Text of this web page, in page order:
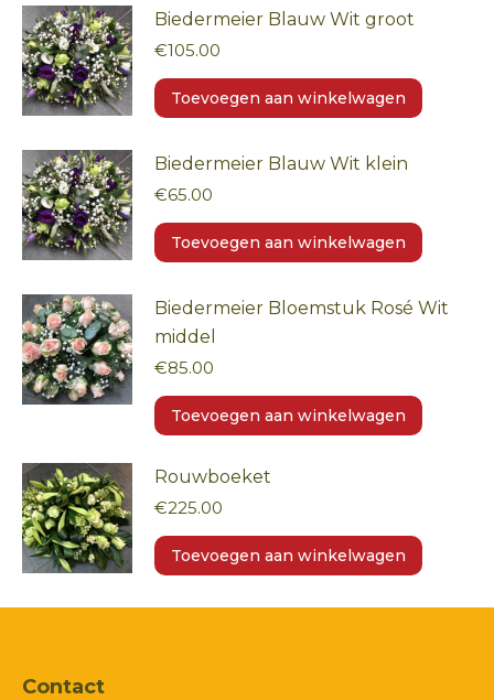
Biedermeier Blauw Wit groot
€105.00
Toevoegen aan winkelwagen
Biedermeier Blauw Wit klein
€65.00
Toevoegen aan winkelwagen
Biedermeier Bloemstuk Rosé Wit
middel
€85.00
Toevoegen aan winkelwagen
Rouwboeket
€225.00
Toevoegen aan winkelwagen
Contact